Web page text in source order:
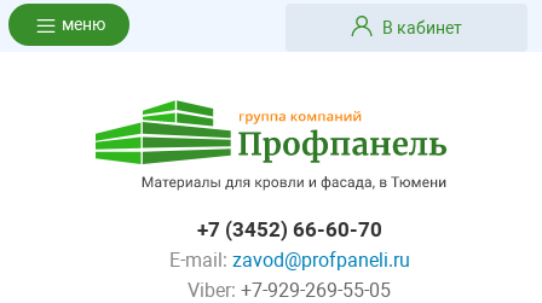
В кабинет
+7 (3452) 66-60-70
E-mail: zavod@profpaneli.ru
Viber: +7-929-269-55-05
меню